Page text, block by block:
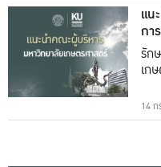
แน
กา
ธร
รัก
เก
14